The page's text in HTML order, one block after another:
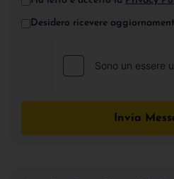
Desidero ricevere
Invia